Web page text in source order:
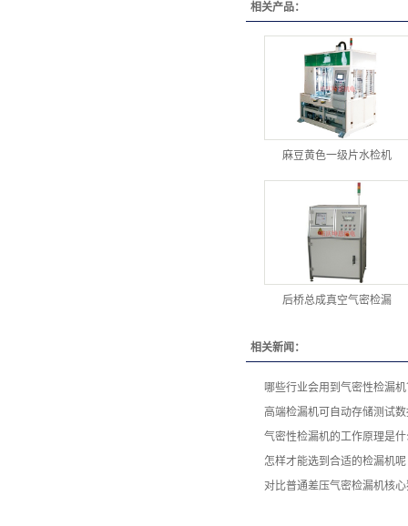
相关产品：
麻豆黄色一级片水检机
后桥总成真空气密检漏
相关新闻：
哪些行业会用到气密性检漏
高端检漏机可自动存储测试
气密性检漏机的工作原理是
怎样才能选到合适的检漏机呢
对比普通差压气密检漏机核